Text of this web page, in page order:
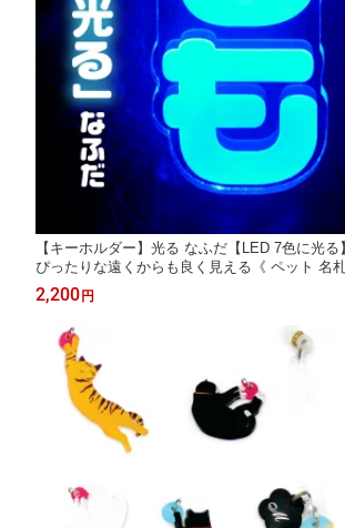
【キーホルダー】光る なふだ【LED 7色に光
ぴったりな遠くからも良く見える《 ペット 名
犬札 散歩 キーホルダー USB充電式》
2,200 円